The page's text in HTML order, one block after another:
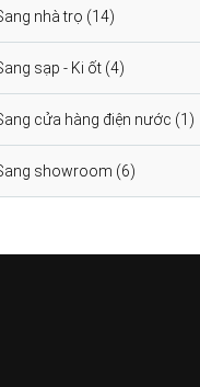
nhà trọ (14)
sạp - Ki ốt (4)
cửa hàng điện nước (1)
showroom (6)